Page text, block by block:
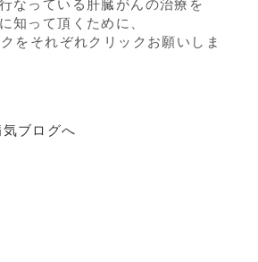
なっている肝臓がんの治療を
知って頂くために、
をそれぞれクリックお願いしま